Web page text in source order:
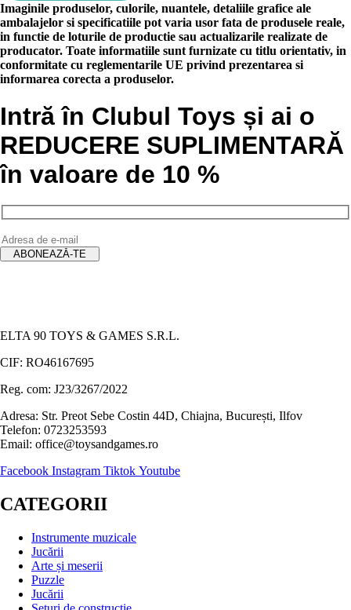
Imaginile produselor, culorile, nuantele, detaliile grafice ale
ambalajelor si specificatiile pot varia usor fata de produsele reale,
in functie de loturile de productie sau actualizarile realizate de
producator. Toate informatiile sunt furnizate cu titlu orientativ, in
conformitate cu reglementarile UE privind prezentarea si
informarea corecta a produselor.
Intră în Clubul Toys și ai o
REDUCERE SUPLIMENTARĂ
în valoare de 10 %
ELTA 90 TOYS & GAMES S.R.L.
CIF: RO46167695
Reg. com: J23/3267/2022
Adresa: Str. Preot Sebe Costin 44D, Chiajna, București, Ilfov
Telefon: 0723253593
Email: office@toysandgames.ro
Facebook Instagram Tiktok Youtube
CATEGORII
Instrumente muzicale
Jucării
Arte și meserii
Puzzle
Jucării